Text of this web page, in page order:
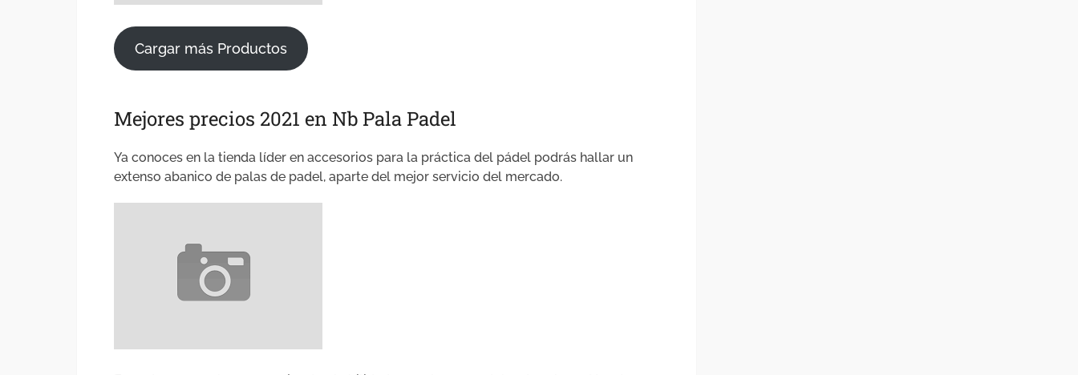
Cargar más Productos
Mejores precios 2021 en Nb Pala Padel
Ya conoces en la tienda líder en accesorios para la práctica del pádel podrás hallar un
extenso abanico de palas de padel, aparte del mejor servicio del mercado.